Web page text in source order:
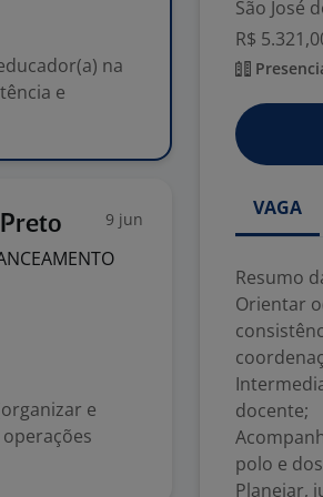
na
e
9 jun
e
São José
R$
VAGA
Resumo
Orientar
docente;
polo e
Planejar,